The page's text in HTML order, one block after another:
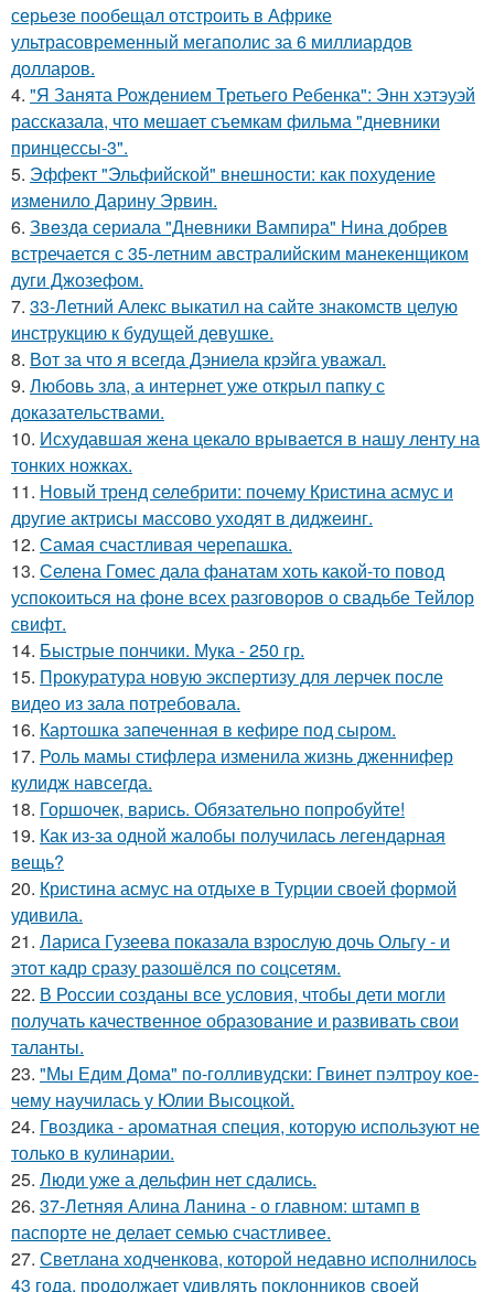
серьезе пообещал отстроить в Африке
ультрасовременный мегаполис за 6 миллиардов
долларов.
4. "Я Занята Рождением Третьего Ребенка": Энн хэтэуэй
рассказала, что мешает съемкам фильма "дневники
принцессы-3".
5. Эффект "Эльфийской" внешности: как похудение
изменило Дарину Эрвин.
6. Звeздa сериала "Дневники Вампира" Нина добрев
встречается с 35-летним австралийским манекенщиком
дуги Джозефом.
7. 33-Летний Алекс выкатил на сайте знакомств целую
инструкцию к будущей девушке.
8. Вот за что я всегда Дэниела крэйга уважал.
9. Любовь зла, а интернет уже открыл папку с
доказательствами.
10. Исхудавшая жена цекало врывается в нашу ленту на
тонких ножках.
11. Новый тренд селебрити: почему Кристина асмус и
другие актрисы массово уходят в диджеинг.
12. Самая счастливая черепашка.
13. Селена Гомес дала фанатам хоть какой-то повод
успокоиться на фоне всех разговоров о свадьбе Тейлор
свифт.
14. Быстрые пончики. Мука - 250 гр.
15. Прокуратура новую экспертизу для лерчек после
видео из зала потребовала.
16. Картошка запеченная в кефире под сыром.
17. Роль мамы стифлера изменила жизнь дженнифер
кулидж навсегда.
18. Горшочек, варись. Обязательно попробуйте!
19. Как из-за одной жалобы получилась легендарная
вещь?
20. Кристина асмус на отдыхе в Турции своей формой
удивила.
21. Лариса Гузеева показала взрослую дочь Ольгу - и
этот кадр сразу разошёлся по соцсетям.
22. В России созданы все условия, чтобы дети могли
получать качественное образование и развивать свои
таланты.
23. "Мы Едим Дома" по-голливудски: Гвинет пэлтроу кое-
чему научилась у Юлии Высоцкой.
24. Гвоздика - ароматная специя, которую используют не
только в кулинарии.
25. Люди уже а дельфин нет сдались.
26. 37-Летняя Алина Ланина - о главном: штамп в
паспорте не делает семью счастливее.
27. Светлана ходченкова, которой недавно исполнилось
43 года, продолжает удивлять поклонников своей